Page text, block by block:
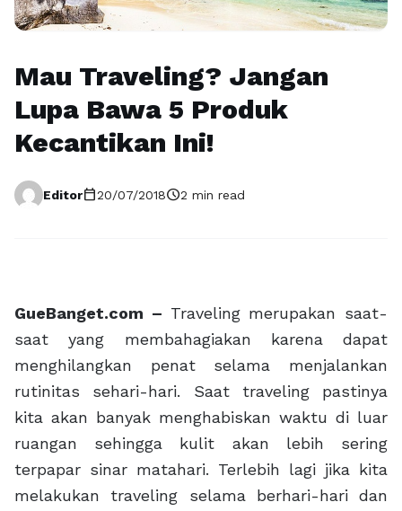
Mau Traveling? Jangan
Lupa Bawa 5 Produk
Kecantikan Ini!
Editorcalendar_today20/07/2018schedule2 min read
GueBanget.com – Traveling merupakan saat-
saat yang membahagiakan karena dapat
menghilangkan penat selama menjalankan
rutinitas sehari-hari. Saat traveling pastinya
kita akan banyak menghabiskan waktu di luar
ruangan sehingga kulit akan lebih sering
terpapar sinar matahari. Terlebih lagi jika kita
melakukan traveling selama berhari-hari dan